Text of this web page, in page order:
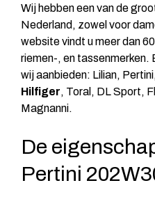
Wij hebben een van de
Nederland, zowel voor
website vindt u meer dan
riemen-, en tassenmerken.
wij aanbieden: Lilian,
Hilfiger, Toral, DL Sport,
Magnanni.
De
Pertini